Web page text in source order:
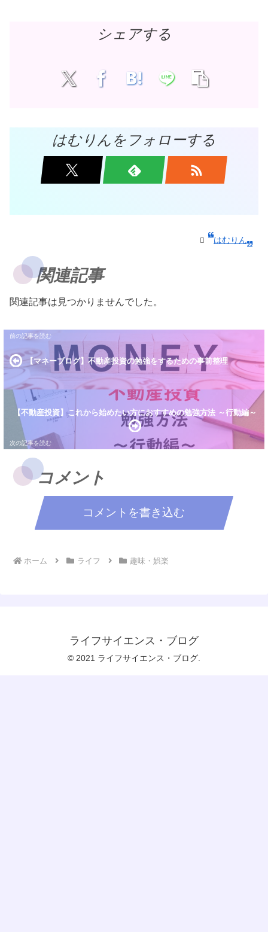
シェアする
はむりんをフォローする
はむりん
関連記事
関連記事は見つかりませんでした。
【マネーブログ】不動産投資の勉強をするための事前整理
【不動産投資】これから始めたい方におすすめの勉強方法 ～行動編～
コメント
コメントを書き込む
ホーム ライフ 趣味・娯楽
ライフサイエンス・ブログ
© 2021 ライフサイエンス・ブログ.